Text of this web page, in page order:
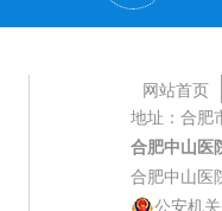
网站首页
地址：合肥
合肥中山医
合肥中山医
公安机关